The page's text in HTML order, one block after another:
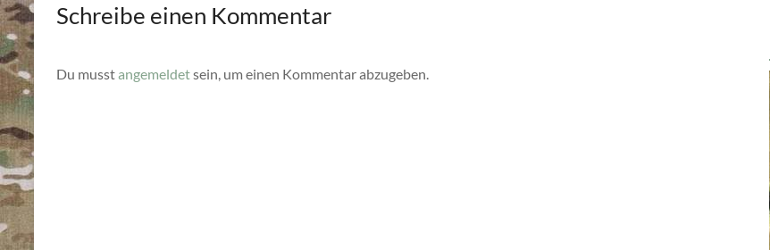
Schreibe einen Kommentar
Du musstangemeldetsein, um einen Kommentar abzugeben.